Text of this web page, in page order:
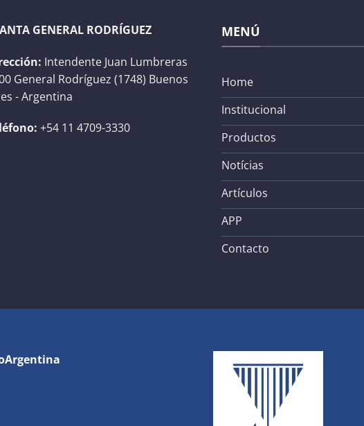
GENERAL RODRÍGUEZ
Intendente Juan Lumbreras
General Rodríguez (1748) Buenos
- Argentina
+54 11 4709-3330
MENÚ
Home
Institucional
Productos
Notícias
Artículos
APP
Contacto